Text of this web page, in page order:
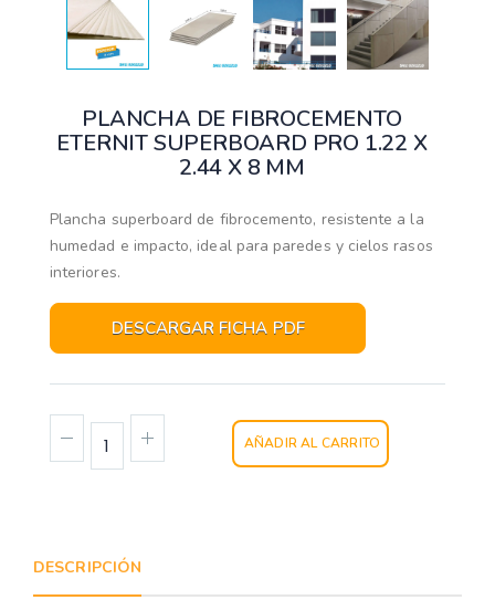
PLANCHA DE FIBROCEMENTO
ETERNIT SUPERBOARD PRO 1.22 X
2.44 X 8 MM
Plancha superboard de fibrocemento, resistente a la
humedad e impacto, ideal para paredes y cielos rasos
interiores.
DESCARGAR FICHA PDF
AÑADIR AL CARRITO
DESCRIPCIÓN